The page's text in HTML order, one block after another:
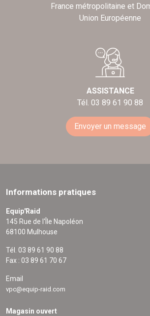
France métropolitaine et
Union Européenne
ASSISTANCE
Tél. 03 89 61 90 88
Envoyer un message
Informations pratiques
Equip'Raid
145 Rue de l'Île Napoléon
68100 Mulhouse
Tél. 03 89 61 90 88
Fax : 03 89 61 70 67
Email
vpc@equip-raid.com
Magasin ouvert